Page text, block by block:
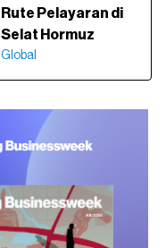
Rute Pelayaran di
Selat Hormuz
Global